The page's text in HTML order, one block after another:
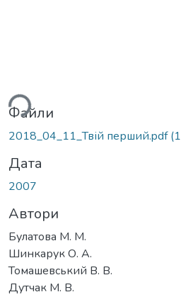
Файли
2018_04_11_Твій перший.pdf
Дата
2007
Автори
Булатова М. М.
Шинкарук О. А.
Томашевський В. В.
Дутчак М. В.